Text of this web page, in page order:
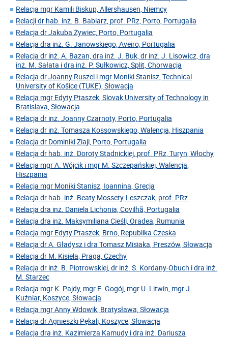
Relacja mgr Kamili Biskup, Allershausen, Niemcy
Relacji dr hab. inż. B. Babiarz, prof. PRz, Porto, Portugalia
Relacja dr Jakuba Żywiec, Porto, Portugalia
Relacja dra inż. G. Janowskiego, Aveiro, Portugalia
Relacja dr inż. A. Bazan, dra inż. J. Buk, dr inż. J. Lisowicz, dra
inż. M. Sałata i dra inż. P. Sułkowicz, Split, Chorwacja
Relacja dr Joanny Ruszel i mgr Moniki Stanisz, Technical
University of Košice (TUKE), Słowacja
Relacja mgr Edyty Ptaszek, Slovak University of Technology in
Bratislava, Słowacja
Relacja dr inż. Joanny Czarnoty, Porto, Portugalia
Relacja dr inż. Tomasza Kossowskiego, Walencja, Hiszpania
Relacja dr Dominiki Ziaji, Porto, Portugalia
Relacja dr hab. inż. Doroty Stadnickiej, prof. PRz, Turyn, Włochy
Relacja mgr A. Wójcik i mgr M. Szczepańskiej, Walencja,
Hiszpania
Relacja mgr Moniki Stanisz, Ioannina, Grecja
Relacja dr hab. inż. Beaty Mossety-Leszczak, prof. PRz
Relacja dra inż. Daniela Lichonia, Covilhã, Portugalia
Relacja dra inż. Maksymiliana Cieśli, Oradea, Rumunia
Relacja mgr Edyty Ptaszek, Brno, Republika Czeska
Relacja dr A. Gładysz i dra Tomasz Misiaka, Preszów, Słowacja
Relacja dr M. Kisiela, Praga, Czechy
Relacja dr inż. B. Piotrowskiej, dr inż. S. Kordany-Obuch i dra inż.
M. Starzec
Relacja mgr K. Pajdy, mgr E. Gogój, mgr U. Litwin, mgr J.
Kuźniar, Koszyce, Słowacja
Relacja mgr Anny Wdowik, Bratysława, Słowacja
Relacja dr Agnieszki Pękali, Koszyce, Słowacja
Relacja dra inż. Kazimierza Kamudy i dra inż. Dariusza